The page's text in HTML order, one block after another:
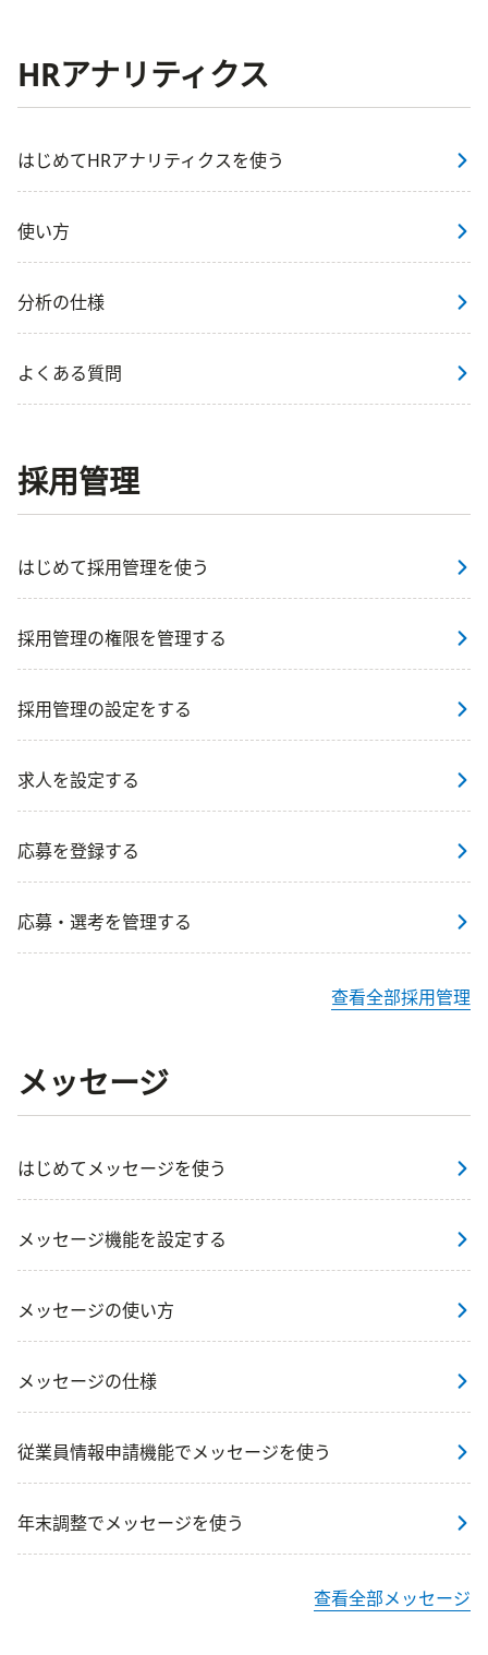
HRアナリティクス
はじめてHRアナリティクスを使う
使い方
分析の仕様
よくある質問
採用管理
はじめて採用管理を使う
採用管理の権限を管理する
採用管理の設定をする
求人を設定する
応募を登録する
応募・選考を管理する
查看全部採用管理
メッセージ
はじめてメッセージを使う
メッセージ機能を設定する
メッセージの使い方
メッセージの仕様
従業員情報申請機能でメッセージを使う
年末調整でメッセージを使う
查看全部メッセージ